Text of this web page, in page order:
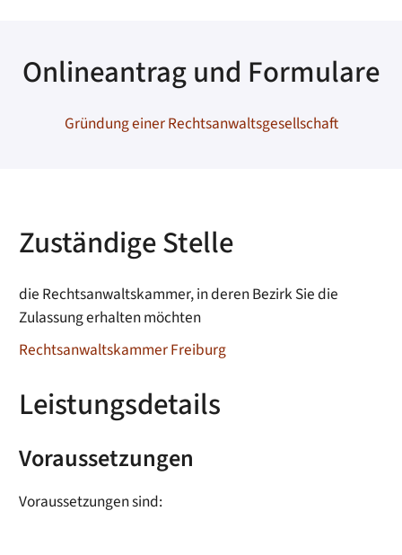
Onlineantrag und Formulare
Gründung einer Rechtsanwaltsgesellschaft
Zuständige Stelle
die Rechtsanwaltskammer, in deren Bezirk Sie die
Zulassung erhalten möchten
Rechtsanwaltskammer Freiburg
Leistungsdetails
Voraussetzungen
Voraussetzungen sind: